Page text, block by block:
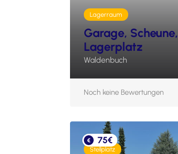
Lagerraum
Garage, Scheune,
Lagerplatz
Waldenbuch
Noch keine Bewertungen
75€
Stellplatz